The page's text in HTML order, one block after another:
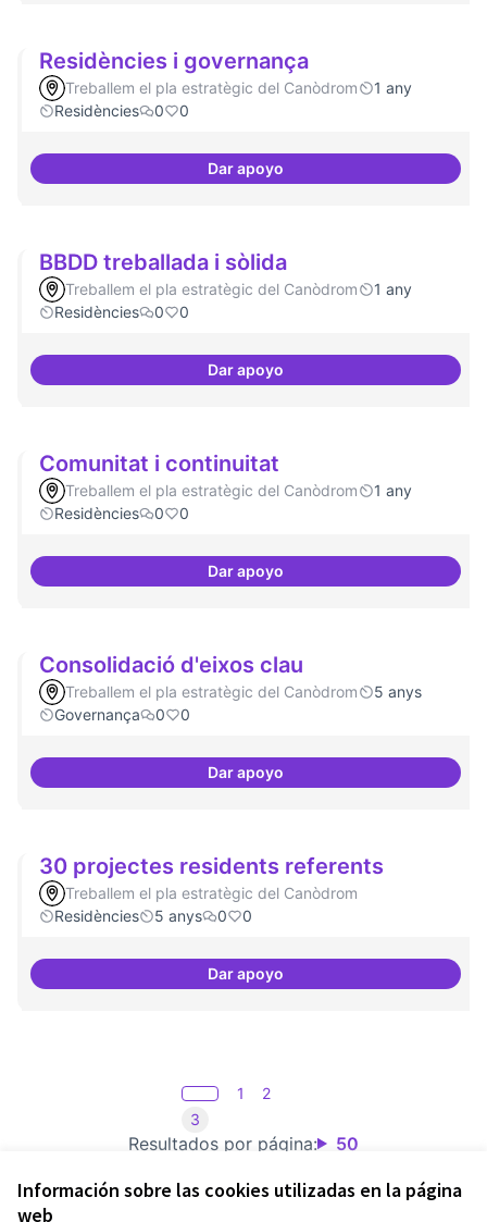
Información sobre las cookies utilizadas en la página
web
Residències i governança
Treballem el pla estratègic del Canòdrom
1 any
Residències
0 0
Dar apoyoResidències i governança
BBDD treballada i sòlida
Treballem el pla estratègic del Canòdrom
1 any
Residències
0 0
Dar apoyoBBDD treballada i sòlida
Comunitat i continuitat
Treballem el pla estratègic del Canòdrom
1 any
Residències
0 0
Dar apoyoComunitat i continuitat
Consolidació d'eixos clau
Treballem el pla estratègic del Canòdrom
5 anys
Governança
0 0
Dar apoyoConsolidació d'eixos clau
30 projectes residents referents
Treballem el pla estratègic del Canòdrom
Residències
5 anys 0 0
Dar apoyo30 projectes residents referents
Resultados por página: 50
1
2
3